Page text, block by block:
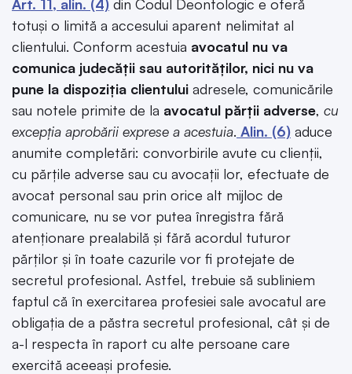
Art. 11, alin. (4) din Codul Deontologic e oferă
totuși o limită a accesului aparent nelimitat al
clientului. Conform acestuia avocatul nu va
comunica judecății sau autorităților, nici nu va
pune la dispoziția clientului adresele, comunicările
sau notele primite de la avocatul părții adverse, cu
excepția aprobării exprese a acestuia. Alin. (6) aduce
anumite completări: convorbirile avute cu clienții,
cu părțile adverse sau cu avocații lor, efectuate de
avocat personal sau prin orice alt mijloc de
comunicare, nu se vor putea înregistra fără
atenționare prealabilă și fără acordul tuturor
părților și în toate cazurile vor fi protejate de
secretul profesional. Astfel, trebuie să subliniem
faptul că în exercitarea profesiei sale avocatul are
obligația de a păstra secretul profesional, cât și de
a-l respecta în raport cu alte persoane care
exercită aceeași profesie.